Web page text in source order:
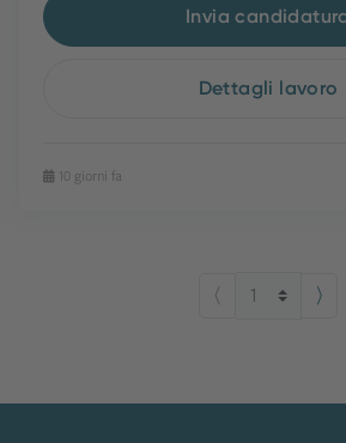
Invia
Dettagli lavoro
10 giorni fa
⟨ ⟩